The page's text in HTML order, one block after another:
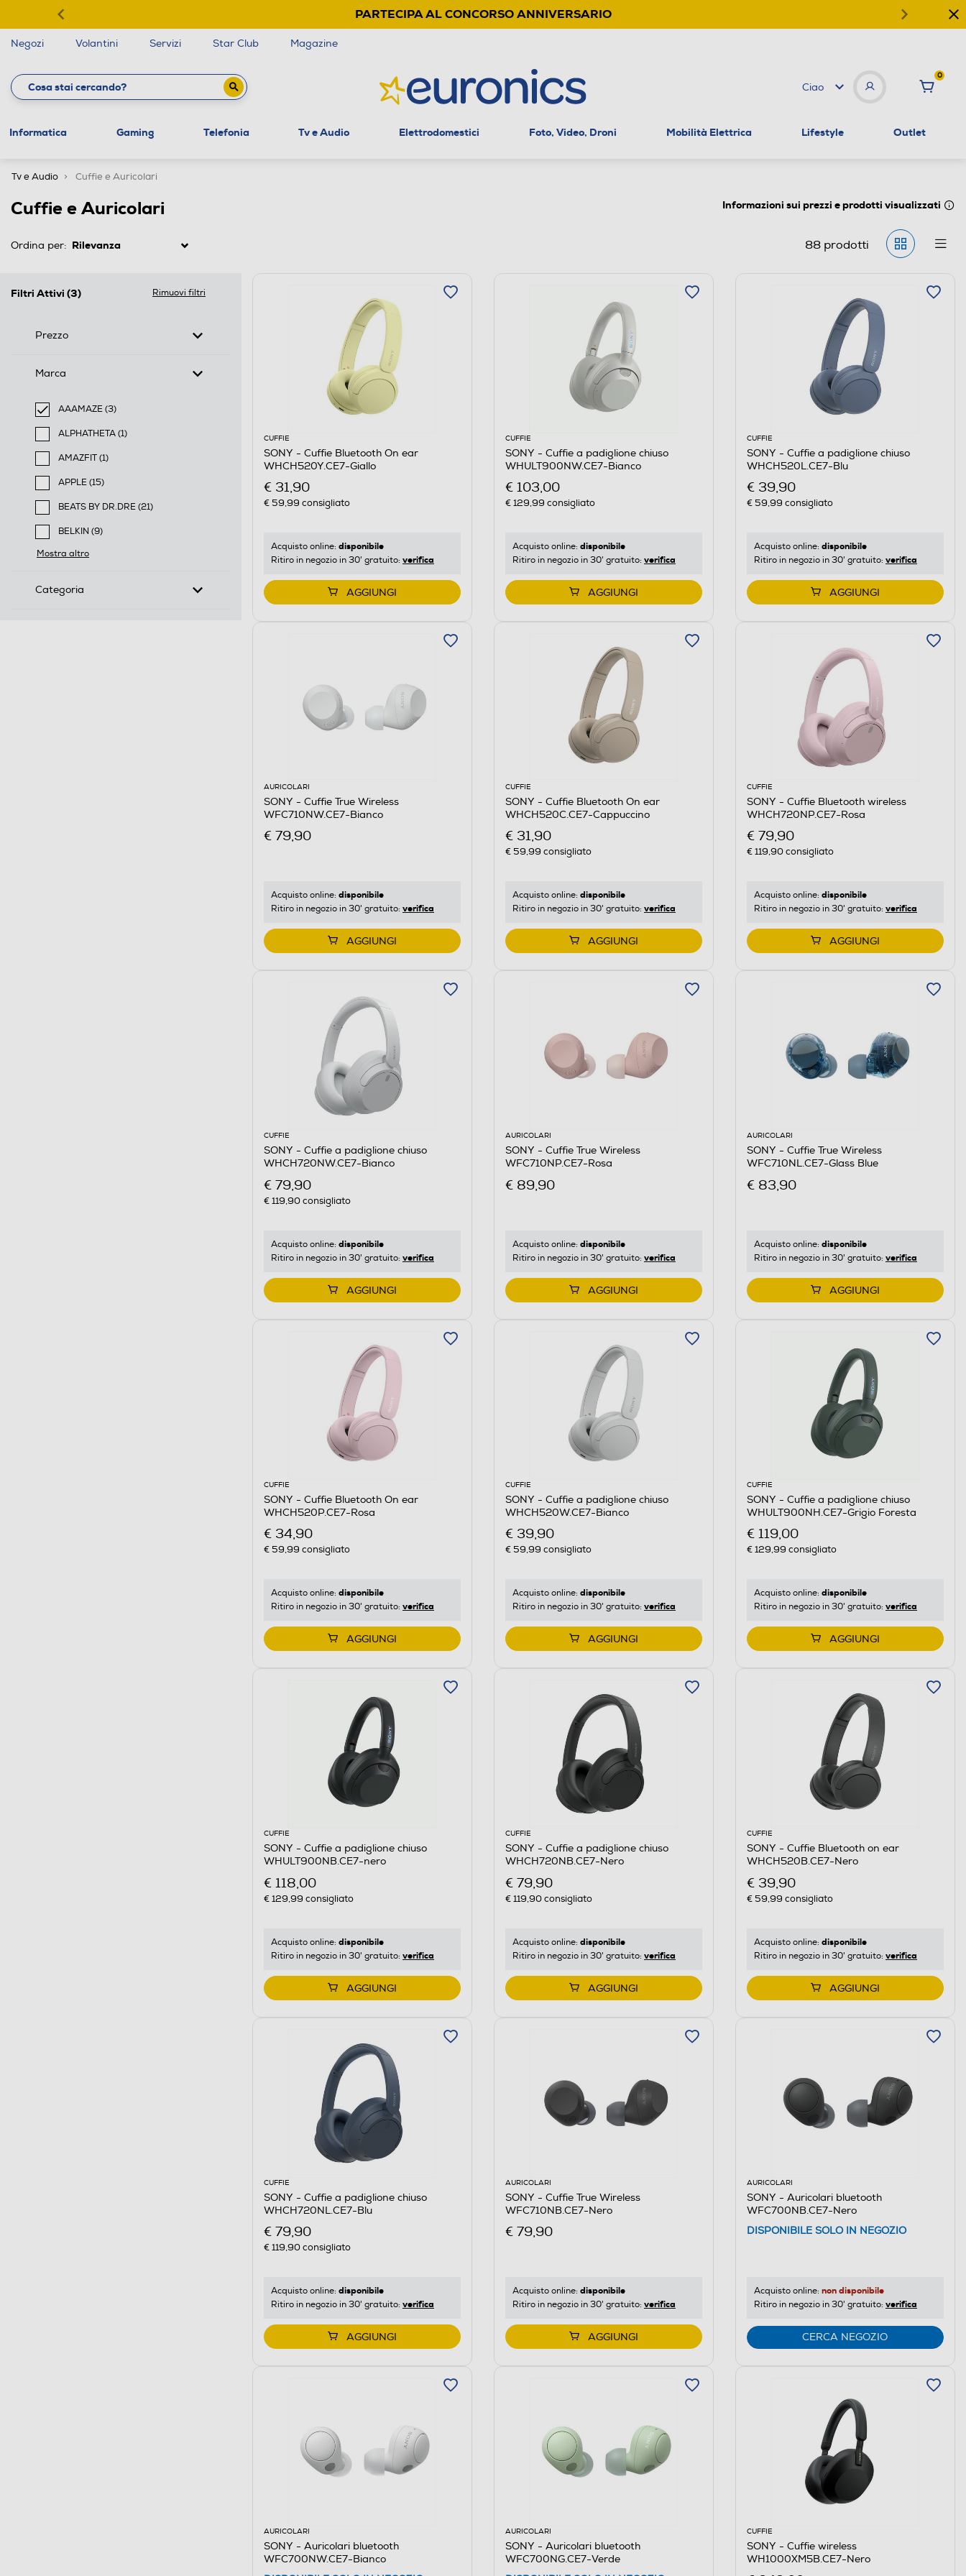
PARTECIPA AL CONCORSO ANNIVERSARIO
Negozi Volantini Servizi Star Club Magazine
Ciao
0
Informatica Gaming Telefonia Tv e Audio Elettrodomestici Foto, Video, Droni Mobilità Elettrica Lifestyle Outlet
Tv e Audio Cuffie e Auricolari
Cuffie e Auricolari Informazioni sui prezzi e prodotti visualizzati
Ordina per: 88prodotti
Filtri Attivi (3) Rimuovi filtri
Prezzo
Marca
AAAMAZE (3)
selected Filtro applicato per Marca: AAAMAZE
ALPHATHETA (1)
Filtra per Marca: ALPHATHETA
AMAZFIT (1)
Filtra per Marca: AMAZFIT
APPLE (15)
Filtra per Marca: APPLE
BEATS BY DR.DRE (21)
Filtra per Marca: BEATS BY DR.DRE
BELKIN (9)
Filtra per Marca: BELKIN
Mostra altro
Categoria
CUFFIE
SONY - Cuffie Bluetooth On ear
WHCH520Y.CE7-Giallo
€ 31,90
€ 59,99 consigliato
Acquisto online: disponibile
Ritiro in negozio in 30' gratuito: verifica
AGGIUNGI
CUFFIE
SONY - Cuffie a padiglione chiuso
WHULT900NW.CE7-Bianco
€ 103,00
€ 129,99 consigliato
Acquisto online: disponibile
Ritiro in negozio in 30' gratuito: verifica
AGGIUNGI
CUFFIE
SONY - Cuffie a padiglione chiuso
WHCH520L.CE7-Blu
€ 39,90
€ 59,99 consigliato
Acquisto online: disponibile
Ritiro in negozio in 30' gratuito: verifica
AGGIUNGI
AURICOLARI
SONY - Cuffie True Wireless
WFC710NW.CE7-Bianco
€ 79,90
Acquisto online: disponibile
Ritiro in negozio in 30' gratuito: verifica
AGGIUNGI
CUFFIE
SONY - Cuffie Bluetooth On ear
WHCH520C.CE7-Cappuccino
€ 31,90
€ 59,99 consigliato
Acquisto online: disponibile
Ritiro in negozio in 30' gratuito: verifica
AGGIUNGI
CUFFIE
SONY - Cuffie Bluetooth wireless
WHCH720NP.CE7-Rosa
€ 79,90
€ 119,90consigliato
Acquisto online: disponibile
Ritiro in negozio in 30' gratuito: verifica
AGGIUNGI
CUFFIE
SONY - Cuffie a padiglione chiuso
WHCH720NW.CE7-Bianco
€ 79,90
€ 119,90consigliato
Acquisto online: disponibile
Ritiro in negozio in 30' gratuito: verifica
AGGIUNGI
AURICOLARI
SONY - Cuffie True Wireless
WFC710NP.CE7-Rosa
€ 89,90
Acquisto online: disponibile
Ritiro in negozio in 30' gratuito: verifica
AGGIUNGI
AURICOLARI
SONY - Cuffie True Wireless
WFC710NL.CE7-Glass Blue
€ 83,90
Acquisto online: disponibile
Ritiro in negozio in 30' gratuito: verifica
AGGIUNGI
CUFFIE
SONY - Cuffie Bluetooth On ear
WHCH520P.CE7-Rosa
€ 34,90
€ 59,99 consigliato
Acquisto online: disponibile
Ritiro in negozio in 30' gratuito: verifica
AGGIUNGI
CUFFIE
SONY - Cuffie a padiglione chiuso
WHCH520W.CE7-Bianco
€ 39,90
€ 59,99 consigliato
Acquisto online: disponibile
Ritiro in negozio in 30' gratuito: verifica
AGGIUNGI
CUFFIE
SONY - Cuffie a padiglione chiuso
WHULT900NH.CE7-Grigio Foresta
€ 119,00
€ 129,99 consigliato
Acquisto online: disponibile
Ritiro in negozio in 30' gratuito: verifica
AGGIUNGI
CUFFIE
SONY - Cuffie a padiglione chiuso
WHULT900NB.CE7-nero
€ 118,00
€ 129,99 consigliato
Acquisto online: disponibile
Ritiro in negozio in 30' gratuito: verifica
AGGIUNGI
CUFFIE
SONY - Cuffie a padiglione chiuso
WHCH720NB.CE7-Nero
€ 79,90
€ 119,90consigliato
Acquisto online: disponibile
Ritiro in negozio in 30' gratuito: verifica
AGGIUNGI
CUFFIE
SONY - Cuffie Bluetooth on ear
WHCH520B.CE7-Nero
€ 39,90
€ 59,99 consigliato
Acquisto online: disponibile
Ritiro in negozio in 30' gratuito: verifica
AGGIUNGI
CUFFIE
SONY - Cuffie a padiglione chiuso
WHCH720NL.CE7-Blu
€ 79,90
€ 119,90consigliato
Acquisto online: disponibile
Ritiro in negozio in 30' gratuito: verifica
AGGIUNGI
AURICOLARI
SONY - Cuffie True Wireless
WFC710NB.CE7-Nero
€ 79,90
Acquisto online: disponibile
Ritiro in negozio in 30' gratuito: verifica
AGGIUNGI
AURICOLARI
SONY - Auricolari bluetooth
WFC700NB.CE7-Nero
DISPONIBILE SOLO IN NEGOZIO
Acquisto online: non disponibile
Ritiro in negozio in 30' gratuito: verifica
CERCA NEGOZIO
AURICOLARI
SONY - Auricolari bluetooth
WFC700NW.CE7-Bianco
AURICOLARI
SONY - Auricolari bluetooth
WFC700NG.CE7-Verde
CUFFIE
SONY - Cuffie wireless
WH1000XM5B.CE7-Nero